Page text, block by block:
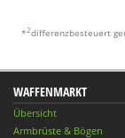
*2differenzbesteuert
WAFFENMARKT
Übersicht
Armbrüste & Bögen